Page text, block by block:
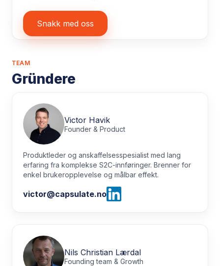
Snakk med oss
TEAM
Gründere
Victor Havik
Founder & Product
Produktleder og anskaffelsesspesialist med lang
erfaring fra komplekse S2C-innføringer. Brenner for
enkel brukeropplevelse og målbar effekt.
victor@capsulate.no
Nils Christian Lærdal
Founding team & Growth